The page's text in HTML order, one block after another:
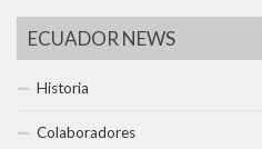
ECUADOR NEWS
Historia
Colaboradores